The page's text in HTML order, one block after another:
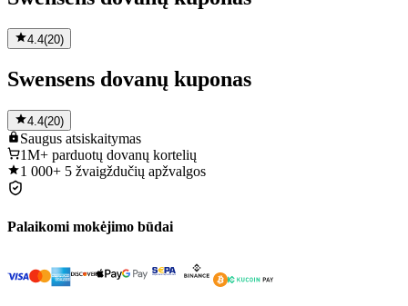
4.4(20)
Swensens dovanų kuponas
4.4(20)
Saugus atsiskaitymas
1M+ parduotų dovanų kortelių
1 000+ 5 žvaigždučių apžvalgos
Palaikomi mokėjimo būdai